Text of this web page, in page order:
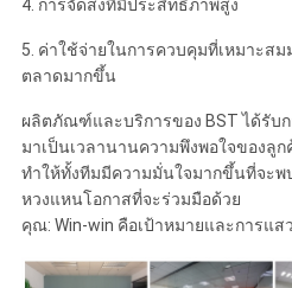
4. การจัดส่งที่มีประสิทธิภาพสูง
5. ค่าใช้จ่ายในการควบคุมที่เหมาะส
ตลาดมากขึ้น
ผลิตภัณฑ์และบริการของ BST ได้รับ
มาเป็นเวลานานความพึงพอใจของลูก
ทำให้ทั้งทีมมีความมั่นใจมากขึ้นที่จะพ
หวงแหนโอกาสที่จะร่วมมือด้วย
คุณ: Win-win คือเป้าหมายและการแส